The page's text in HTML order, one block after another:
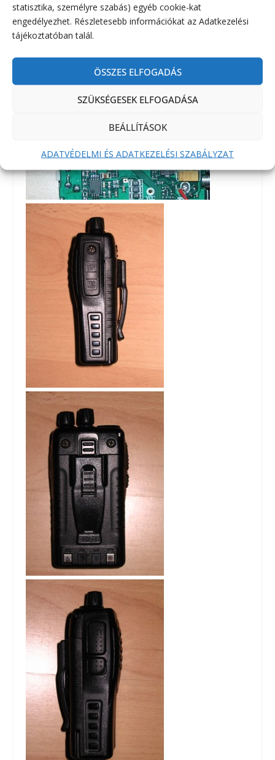
statisztika, személyre szabás) egyéb cookie-kat
engedélyezhet. Részletesebb információkat az Adatkezelési
tájékoztatóban talál.
ÖSSZES ELFOGADÁS
SZÜKSÉGESEK ELFOGADÁSA
BEÁLLÍTÁSOK
ADATVÉDELMI ÉS ADATKEZELÉSI SZABÁLYZAT